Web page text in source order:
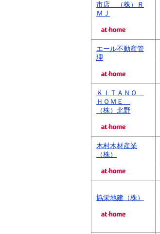
市店 （株）Ｒ
ＭＪ
エール不動産管
理
ＫＩＴＡＮＯ
ＨＯＭＥ
（株）北野
木村木材産業
（株）
協栄地建（株）